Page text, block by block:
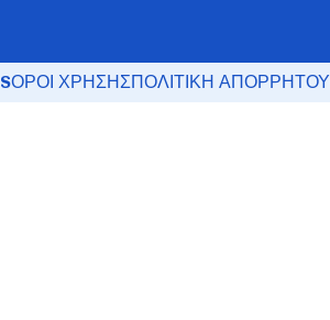
ΟΡΟΙ ΧΡΗΣΗΣΠΟΛΙΤΙΚΗ ΑΠΟΡΡΗΤΟΥ